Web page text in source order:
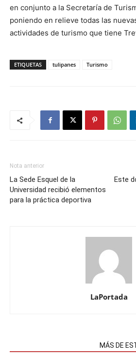
en conjunto a la Secretaría de
poniendo en relieve todas las
actividades de turismo que tiene
ETIQUETAS tulipanes Turismo
Nota anterior
La Sede Esquel de la
Universidad recibió elementos
para la práctica deportiva
Este
LaPortada
MÁS DE